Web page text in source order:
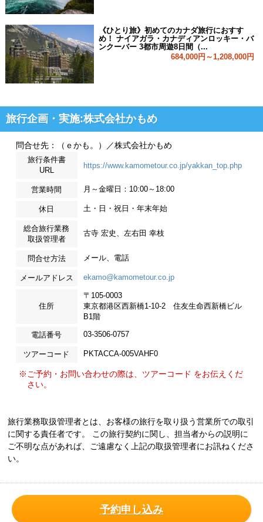
《ひとり旅》初めてのカナダ旅行におすす
め！ ナイアガラ・カナディアンロッキー・バ
ンクーバー 3都市周遊8日間（...
684,000円～1,208,000円
旅行企画・実施:株式会社かもめ
問合せ先：（ｅかも。）／株式会社かもめ
旅行条件書
URL
https://www.kamometour.co.jp/yakkan_top.php
営業時間 月～金曜日：10:00～18:00
休日 土・日・祝日・年末年始
総合旅行業務
取扱管理者
古寺 宏史、左右田 幸枝
問合せ方法 メール、電話
メールアドレス ekamo@kamometour.co.jp
住所
〒105-0003
東京都港区西新橋1-10-2 住友生命西新橋ビル
B1階
電話番号 03-3506-0757
ツアーコード PKTACCA-005VAHF0
※ご予約・お問い合わせの際は、ツアーコード をお伝えくだ
さい。
旅行業務取扱管理者とは、お客様の旅行を取り扱う営業所での取引
に関する責任者です。 この旅行契約に関し、担当者からの説明に
ご不明な点があれば、ご遠慮なく上記の取扱管理者にお訊ねくださ
い。
予約申し込み